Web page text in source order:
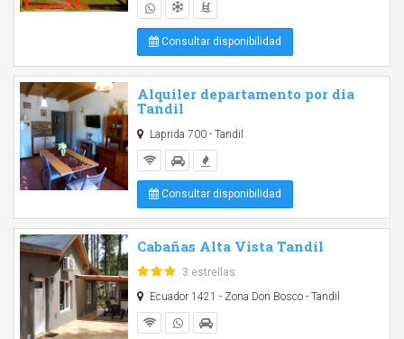
Consultar disponibilidad
Alquiler departamento por dia
Tandil
Laprida 700 - Tandil
Consultar disponibilidad
Cabañas Alta Vista Tandil
3 estrellas
Ecuador 1421 - Zona Don Bosco - Tandil